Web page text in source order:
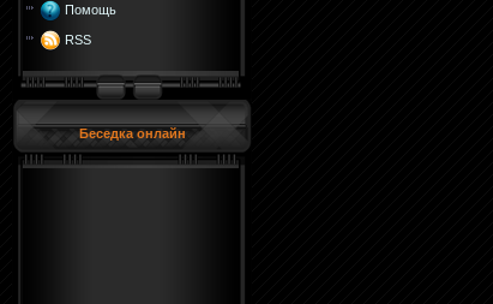
Помощь
RSS
Беседка онлайн